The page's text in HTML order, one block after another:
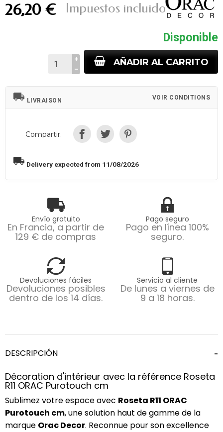
26,20 € Impuestos incluidos
Disponible
AÑADIR AL CARRITO
local_shipping LIVRAISON VOIR CONDITIONS
Compartir.
local_shipping Delivery expected from 11/08/2026
Envío gratuito
En Francia, a partir de
129 € de compras
Pago seguro
Pago en línea 100%
seguro.
Devoluciones fáciles
Devoluciones posibles
dentro de los 14 días.
Servicio al cliente
De lunes a viernes de
9 a 18 horas.
DESCRIPCIÓN
Décoration d'intérieur avec la référence Roseta
R11 ORAC Purotouch cm
Sublimez votre espace avec Roseta R11 ORAC
Purotouch cm, une solution haut de gamme de la
marque Orac Decor. Reconnue pour son excellence